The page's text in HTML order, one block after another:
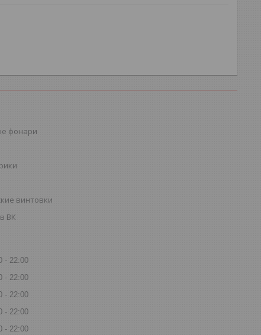
фонари
винтовки
ВК
22:00
22:00
22:00
22:00
22:00